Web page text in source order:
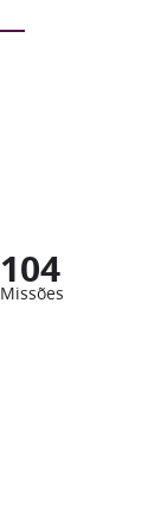
104
Missões